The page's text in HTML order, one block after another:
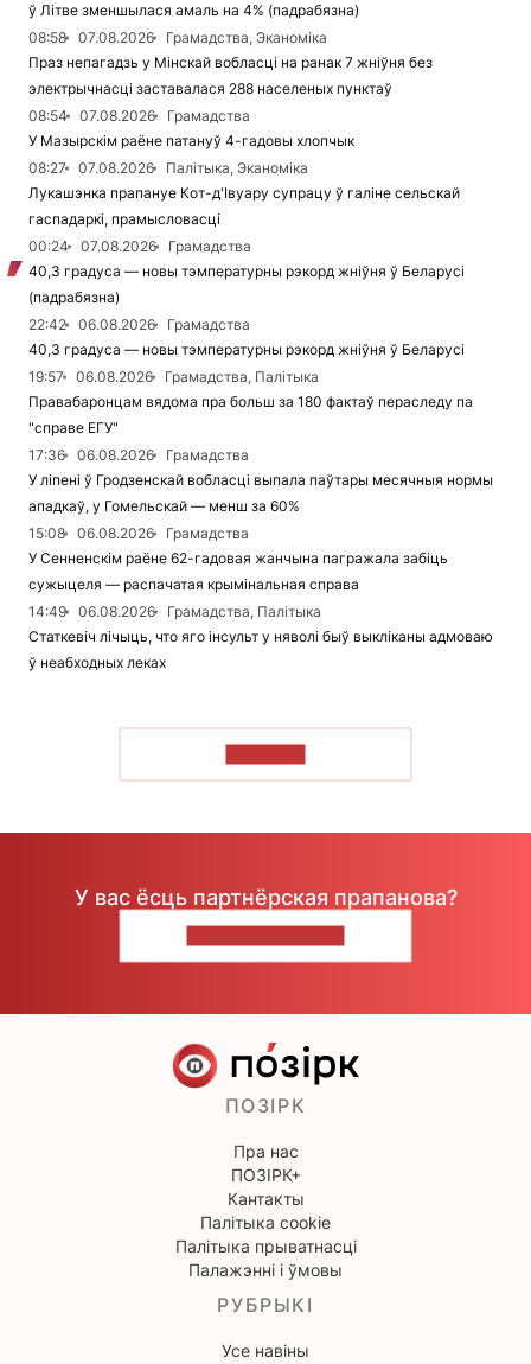
ў Літве зменшылася амаль на 4% (падрабязна)
08:58
07.08.2026
Грамадства, Эканоміка
Праз непагадзь у Мінскай вобласці на ранак 7 жніўня без
электрычнасці заставалася 288 населеных пунктаў
08:54
07.08.2026
Грамадства
У Мазырскім раёне патануў 4-гадовы хлопчык
08:27
07.08.2026
Палітыка, Эканоміка
Лукашэнка прапануе Кот-д'Івуару супрацу ў галіне сельскай
гаспадаркі, прамысловасці
00:24
07.08.2026
Грамадства
40,3 градуса — новы тэмпературны рэкорд жніўня ў Беларусі
(падрабязна)
22:42
06.08.2026
Грамадства
40,3 градуса — новы тэмпературны рэкорд жніўня ў Беларусі
19:57
06.08.2026
Грамадства, Палітыка
Правабаронцам вядома пра больш за 180 фактаў пераследу па
"справе ЕГУ"
17:36
06.08.2026
Грамадства
У ліпені ў Гродзенскай вобласці выпала паўтары месячныя нормы
ападкаў, у Гомельскай — менш за 60%
15:08
06.08.2026
Грамадства
У Сенненскім раёне 62-гадовая жанчына пагражала забіць
сужыцеля — распачатая крымінальная справа
14:49
06.08.2026
Грамадства, Палітыка
Статкевіч лічыць, что яго інсульт у няволі быў выкліканы адмоваю
ў неабходных леках
У вас ёсць партнёрская прапанова?
ПОЗІРК
Пра нас
ПОЗІРК+
Кантакты
Палітыка cookie
Палітыка прыватнасці
Палажэнні і ўмовы
РУБРЫКІ
Усе навіны